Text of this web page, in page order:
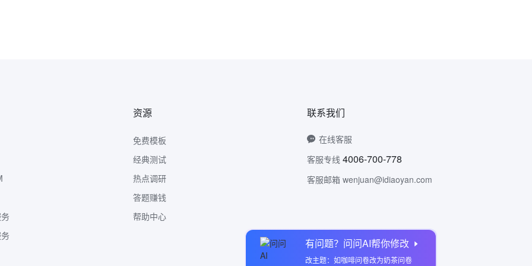
有问题？问问AI帮你修改
改主题：如咖啡问卷改为奶茶问卷
资源
免费模板
经典测试
热点调研
答题赚钱
帮助中心
联系我们
在线客服
客服专线 4006-700-778
客服邮箱 wenjuan@idiaoyan.com
问卷网公众号